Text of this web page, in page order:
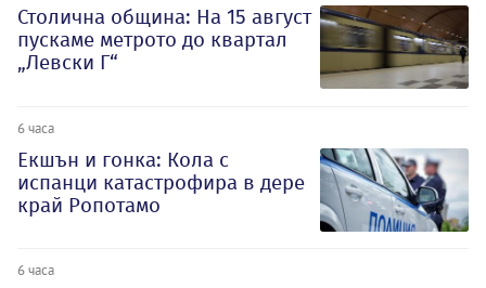
Столична община: На 15 август
пускаме метрото до квартал
„Левски Г“
6 часа
Екшън и гонка: Кола с
испанци катастрофира в дере
край Ропотамо
6 часа